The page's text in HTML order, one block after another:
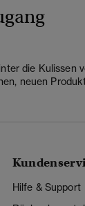
die Kulissen
neuen
Hilfe & Support